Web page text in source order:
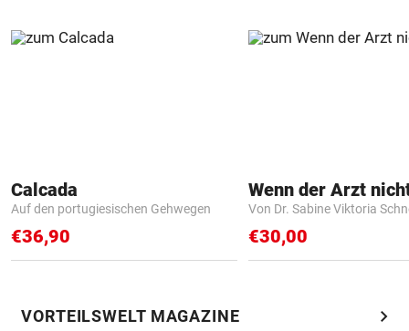
Calcada
Auf den portugiesischen Gehwegen
€36,90
Von Dr. Sabine Viktoria
€30,00
VORTEILSWELT MAGAZINE chevron_right